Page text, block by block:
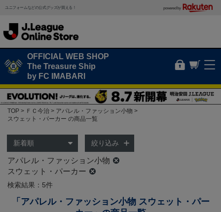
ユニフォームなどの公式グッズが買える！ powered by
OFFICIAL WEB SHOP
The Treasure Ship
by FC IMABARI
TOP ＦＣ今治
アパレル・ファッション小物
スウェット・パーカー の商品一覧
絞り込み
アパレル・ファッション小物
スウェット・パーカー
検索結果：5件
「アパレル・ファッション小物 スウェット・パー